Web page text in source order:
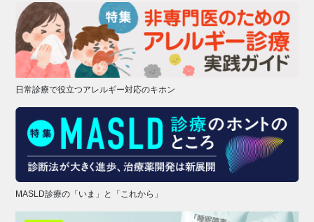
日常診療で役立つアレルギー対応のキホン
MASLD診療の「いま」と「これから」